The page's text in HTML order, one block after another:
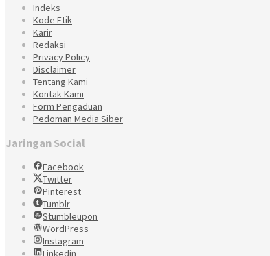
Indeks
Kode Etik
Karir
Redaksi
Privacy Policy
Disclaimer
Tentang Kami
Kontak Kami
Form Pengaduan
Pedoman Media Siber
Jaringan Social
Facebook
Twitter
Pinterest
Tumblr
Stumbleupon
WordPress
Instagram